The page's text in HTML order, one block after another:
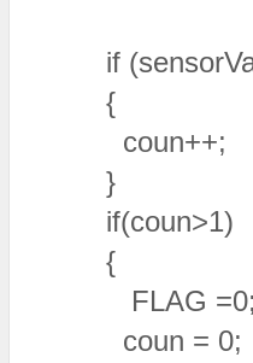
if
{
coun++;
}
if(coun>1)
{
FLAG
coun = 0;